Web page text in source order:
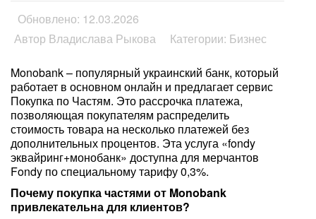
Обновлено: 12.03.2026
Автор Владислава Рыкова
Категории: Бизнес
Monobank – популярный украинский банк, который
работает в основном онлайн и предлагает сервис
Покупка по Частям. Это рассрочка платежа,
позволяющая покупателям распределить
стоимость товара на несколько платежей без
дополнительных процентов. Эта услуга «fondy
эквайринг+монобанк» доступна для мерчантов
Fondy по специальному тарифу 0,3%.
Почему покупка частями от Monobank
привлекательна для клиентов?